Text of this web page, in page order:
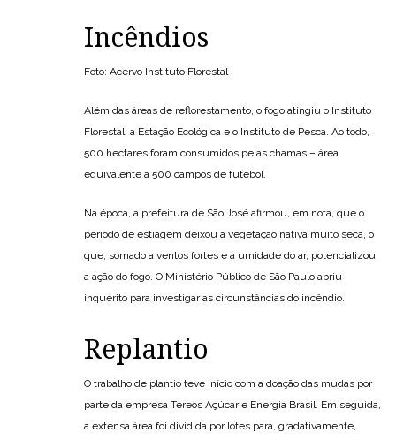
Incêndios
Foto: Acervo Instituto Florestal
Além das áreas de reflorestamento, o fogo atingiu o Instituto
Florestal, a Estação Ecológica e o Instituto de Pesca. Ao todo,
500 hectares foram consumidos pelas chamas – área
equivalente a 500 campos de futebol.
Na época, a prefeitura de São José afirmou, em nota, que o
período de estiagem deixou a vegetação nativa muito seca, o
que, somado a ventos fortes e à umidade do ar, potencializou
a ação do fogo. O Ministério Público de São Paulo abriu
inquérito para investigar as circunstâncias do incêndio.
Replantio
O trabalho de plantio teve início com a doação das mudas por
parte da empresa Tereos Açúcar e Energia Brasil. Em seguida,
a extensa área foi dividida por lotes para, gradativamente,